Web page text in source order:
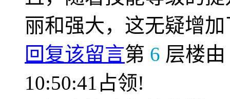
丽和强大，这无疑增
回复该留言第 6 层楼由
10:50:41占领!